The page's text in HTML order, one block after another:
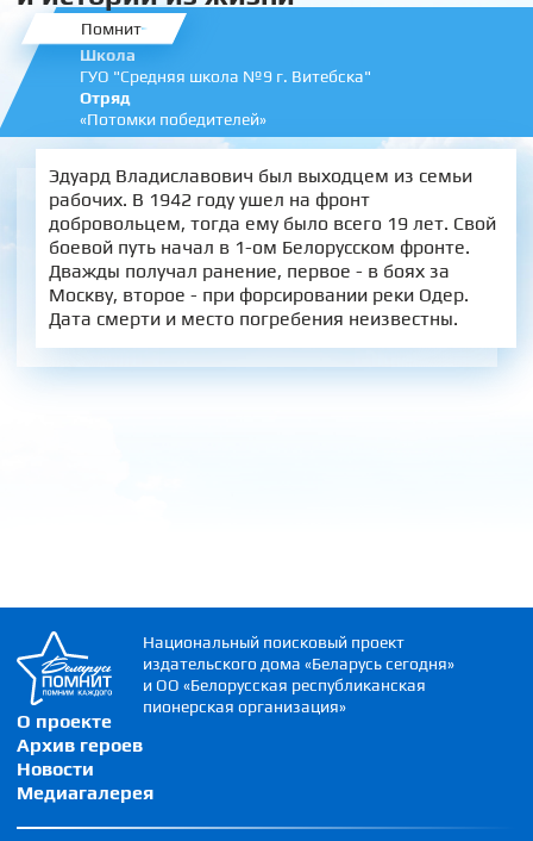
Помнит
Школа
ГУО "Средняя школа №9 г. Витебска"
Отряд
«Потомки победителей»
Эдуард Владиславович был выходцем из семьи
рабочих. В 1942 году ушел на фронт
добровольцем, тогда ему было всего 19 лет. Свой
боевой путь начал в 1-ом Белорусском фронте.
Дважды получал ранение, первое - в боях за
Москву, второе - при форсировании реки Одер.
Дата смерти и место погребения неизвестны.
О проекте
Архив героев
Новости
Медиагалерея
Национальный поисковый проект
издательского дома «Беларусь сегодня»
и ОО «Белорусская республиканская
пионерская организация»